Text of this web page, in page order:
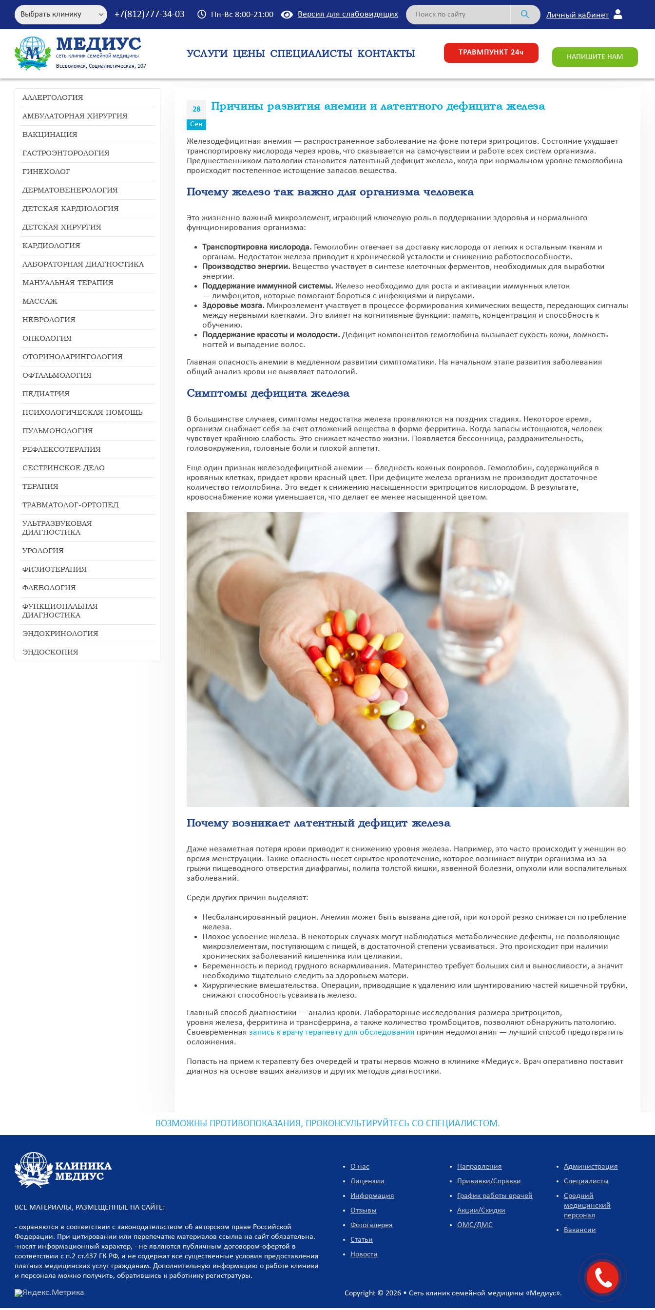
+7(812)777-34-03 Пн-Вс 8:00-21:00 Версия для слабовидящих Личный кабинет
МЕДИУС
сеть клиник семейной медицины
Всеволожск, Социалистическая, 107
УСЛУГИ ЦЕНЫ СПЕЦИАЛИСТЫ КОНТАКТЫ ТРАВМПУНКТ 24ч
НАПИШИТЕ НАМ
28
Сен
Причины развития анемии и латентного дефицита железа
Железодефицитная анемия — распространенное заболевание на фоне потери эритроцитов. Состояние ухудшает
транспортировку кислорода через кровь, что сказывается на самочувствии и работе всех систем организма.
Предшественником патологии становится латентный дефицит железа, когда при нормальном уровне гемоглобина
происходит постепенное истощение запасов вещества.
Почему железо так важно для организма человека
Это жизненно важный микроэлемент, играющий ключевую роль в поддержании здоровья и нормального
функционирования организма:
Транспортировка кислорода. Гемоглобин отвечает за доставку кислорода от легких к остальным тканям и
органам. Недостаток железа приводит к хронической усталости и снижению работоспособности.
Производство энергии. Вещество участвует в синтезе клеточных ферментов, необходимых для выработки
энергии.
Поддержание иммунной системы. Железо необходимо для роста и активации иммунных клеток
— лимфоцитов, которые помогают бороться с инфекциями и вирусами.
Здоровье мозга. Микроэлемент участвует в процессе формирования химических веществ, передающих сигналы
между нервными клетками. Это влияет на когнитивные функции: память, концентрация и способность к
обучению.
Поддержание красоты и молодости. Дефицит компонентов гемоглобина вызывает сухость кожи, ломкость
ногтей и выпадение волос.
Главная опасность анемии в медленном развитии симптоматики. На начальном этапе развития заболевания
общий анализ крови не выявляет патологий.
Симптомы дефицита железа
В большинстве случаев, симптомы недостатка железа проявляются на поздних стадиях. Некоторое время,
организм снабжает себя за счет отложений вещества в форме ферритина. Когда запасы истощаются, человек
чувствует крайнюю слабость. Это снижает качество жизни. Появляется бессонница, раздражительность,
головокружения, головные боли и плохой аппетит.
Еще один признак железодефицитной анемии — бледность кожных покровов. Гемоглобин, содержащийся в
кровяных клетках, придает крови красный цвет. При дефиците железа организм не производит достаточное
количество гемоглобина. Это ведет к снижению насыщенности эритроцитов кислородом. В результате,
кровоснабжение кожи уменьшается, что делает ее менее насыщенной цветом.
Почему возникает латентный дефицит железа
Даже незаметная потеря крови приводит к снижению уровня железа. Например, это часто происходит у женщин во
время менструации. Также опасность несет скрытое кровотечение, которое возникает внутри организма из-за
грыжи пищеводного отверстия диафрагмы, полипа толстой кишки, язвенной болезни, опухоли или воспалительных
заболеваний.
Среди других причин выделяют:
Несбалансированный рацион. Анемия может быть вызвана диетой, при которой резко снижается потребление
железа.
Плохое усвоение железа. В некоторых случаях могут наблюдаться метаболические дефекты, не позволяющие
микроэлементам, поступающим с пищей, в достаточной степени усваиваться. Это происходит при наличии
хронических заболеваний кишечника или целиакии.
Беременность и период грудного вскармливания. Материнство требует больших сил и выносливости, а значит
необходимо тщательно следить за здоровьем матери.
Хирургические вмешательства. Операции, приводящие к удалению или шунтированию частей кишечной трубки,
снижают способность усваивать железо.
Главный способ диагностики — анализ крови. Лабораторные исследования размера эритроцитов,
уровня железа, ферритина и трансферрина, а также количество тромбоцитов, позволяют обнаружить патологию.
Своевременная запись к врачу терапевту для обследования причин недомогания — лучший способ предотвратить
осложнения.
Попасть на прием к терапевту без очередей и траты нервов можно в клинике «Медиус». Врач оперативно поставит
диагноз на основе ваших анализов и других методов диагностики.
АЛЛЕРГОЛОГИЯ
АМБУЛАТОРНАЯ ХИРУРГИЯ
ВАКЦИНАЦИЯ
ГАСТРОЭНТОРОЛОГИЯ
ГИНЕКОЛОГ
ДЕРМАТОВЕНЕРОЛОГИЯ
ДЕТСКАЯ КАРДИОЛОГИЯ
ДЕТСКАЯ ХИРУРГИЯ
КАРДИОЛОГИЯ
ЛАБОРАТОРНАЯ ДИАГНОСТИКА
МАНУАЛЬНАЯ ТЕРАПИЯ
МАССАЖ
НЕВРОЛОГИЯ
ОНКОЛОГИЯ
ОТОРИНОЛАРИНГОЛОГИЯ
ОФТАЛЬМОЛОГИЯ
ПЕДИАТРИЯ
ПСИХОЛОГИЧЕСКАЯ ПОМОЩЬ
ПУЛЬМОНОЛОГИЯ
РЕФЛЕКСОТЕРАПИЯ
СЕСТРИНСКОЕ ДЕЛО
ТЕРАПИЯ
ТРАВМАТОЛОГ-ОРТОПЕД
УЛЬТРАЗВУКОВАЯ
ДИАГНОСТИКА
УРОЛОГИЯ
ФИЗИОТЕРАПИЯ
ФЛЕБОЛОГИЯ
ФУНКЦИОНАЛЬНАЯ
ДИАГНОСТИКА
ЭНДОКРИНОЛОГИЯ
ЭНДОСКОПИЯ
ВОЗМОЖНЫ ПРОТИВОПОКАЗАНИЯ, ПРОКОНСУЛЬТИРУЙТЕСЬ СО СПЕЦИАЛИСТОМ.
ВСЕ МАТЕРИАЛЫ, РАЗМЕЩЕННЫЕ НА САЙТЕ:
- охраняются в соответствии с законодательством об авторском праве Российской
Федерации. При цитировании или перепечатке материалов ссылка на сайт обязательна.
-носят информационный характер, - не являются публичным договором-офертой в
соответствии с п.2 ст.437 ГК РФ, и не содержат все существенные условия предоставления
платных медицинских услуг гражданам. Дополнительную информацию о работе клиники
и персонала можно получить, обратившись к работнику регистратуры.
О нас
Лицензии
Информация
Отзывы
Фотогалерея
Статьи
Новости
Направления
Прививки/Справки
График работы врачей
Акции/Скидки
ОМС/ДМС
Администрация
Специалисты
Средний
медицинский
персонал
Вакансии
Copyright © 2026 • Сеть клиник семейной медицины «Медиус».
Заказать
звонок